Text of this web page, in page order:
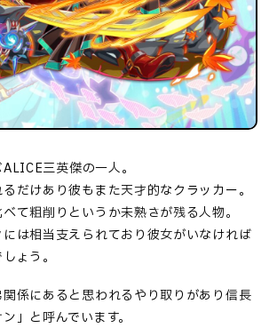
三英傑の一人。
だけあり彼もまた天才的なクラッカー。
て粗削りというか未熟さが残る人物。
は相当支えられており彼女がいなければ
ょう。
係にあると思われるやり取りがあり信長
」と呼んでいます。